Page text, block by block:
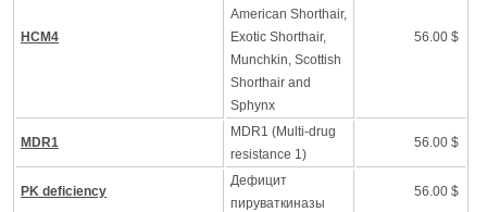
HCM4
American Shorthair,
Exotic Shorthair,
Munchkin, Scottish
Shorthair and
Sphynx
56.00 $
MDR1
MDR1 (Multi-drug
resistance 1)
56.00 $
PK deficiency
Дефицит
пируваткиназы
56.00 $